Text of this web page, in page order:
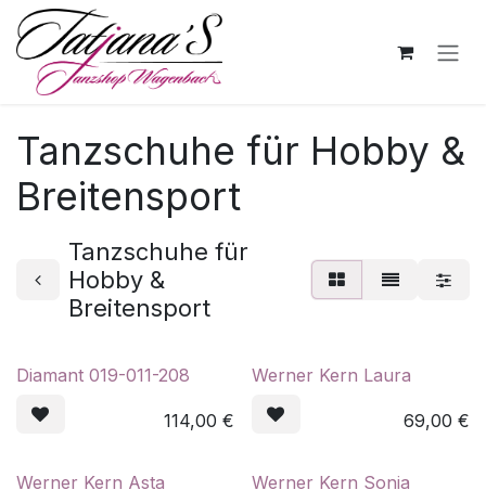
Zum Inhalt springen
Tanzschuhe für Hobby &
Breitensport
Tanzschuhe für
Hobby &
Breitensport
Diamant 019-011-208
114,00 €
Werner Kern Laura
69,00 €
Werner Kern Asta Werner Kern Sonia